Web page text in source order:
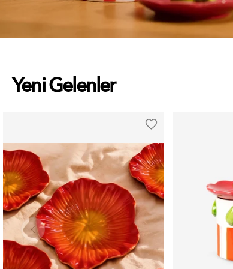
Yeni Gelenler